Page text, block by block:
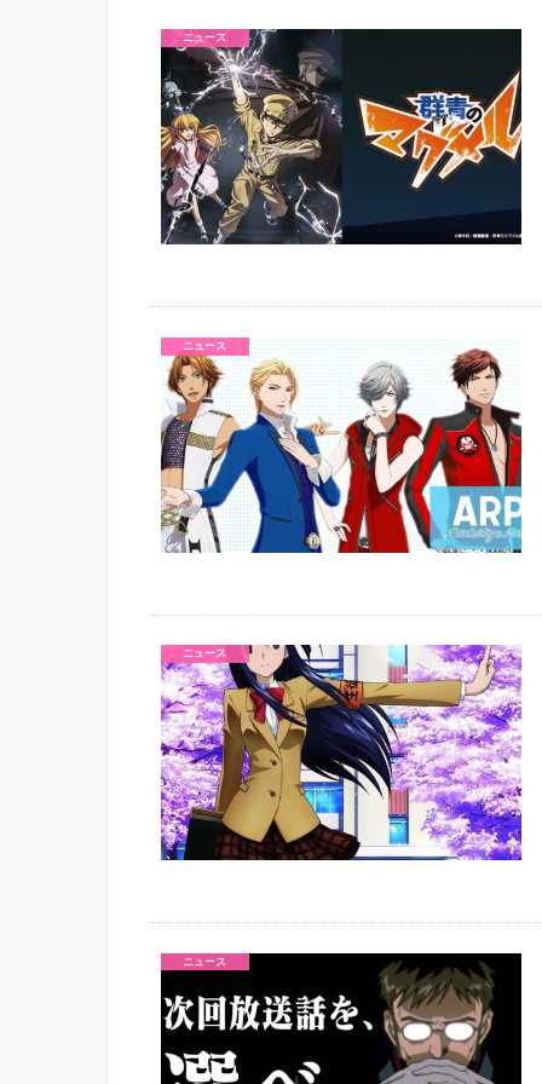
ニュース
ニュース
ニュース
ニュース